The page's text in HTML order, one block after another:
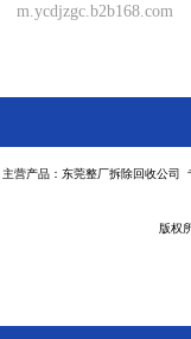
m.ycdjzgc.b2b168.com
主营产品：东莞整厂拆除回收公
版权